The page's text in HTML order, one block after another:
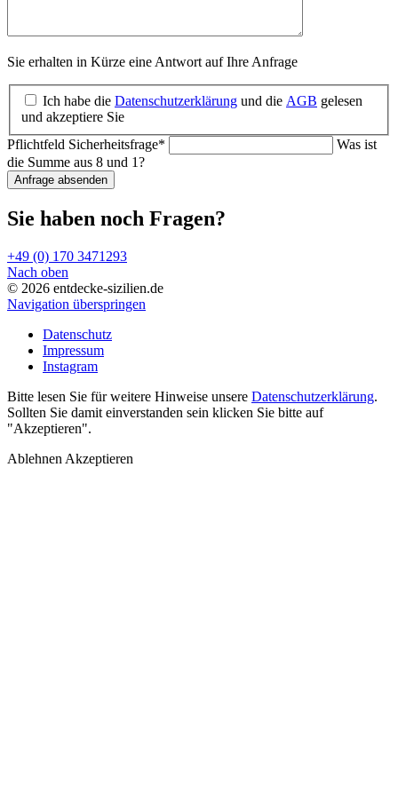
Sie erhalten in Kürze eine Antwort auf Ihre Anfrage
Ich habe die Datenschutzerklärung und die AGB gelesen
und akzeptiere Sie
Pflichtfeld Sicherheitsfrage*
Was ist
die Summe aus 8 und 1?
Anfrage absenden
Sie haben noch Fragen?
+49 (0) 170 3471293
Nach oben
© 2026 entdecke-sizilien.de
Navigation überspringen
Datenschutz
Impressum
Instagram
Bitte lesen Sie für weitere Hinweise unsere Datenschutzerklärung.
Sollten Sie damit einverstanden sein klicken Sie bitte auf
"Akzeptieren".
Ablehnen Akzeptieren